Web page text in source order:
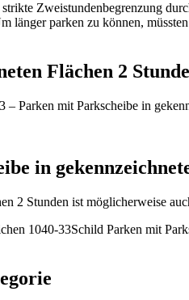
Zweistundenbegrenzung
länger parken zu können,
Flächen 2
Parken mit Parkscheibe in
in
2 Stunden ist möglicherweise
1040-33Schild Parken mit